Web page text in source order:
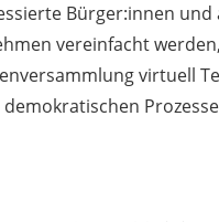
Bürger:innen
vereinfacht
virtuell